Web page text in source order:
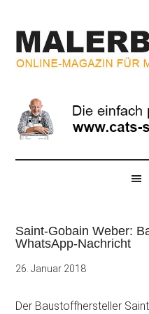
springen
secondary
menu
springen
springen
Magazin
für
Maler
und
Saint-Gobain Weber:
WhatsApp-Nachricht
26. Januar 2018
Der Baustoffhersteller